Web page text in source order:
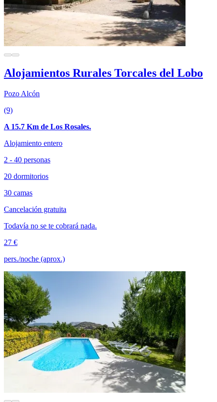
Alojamientos Rurales Torcales del Lobo
Pozo Alcón
(9)
A 15.7 Km de Los Rosales.
Alojamiento entero
2 - 40 personas
20 dormitorios
30 camas
Cancelación gratuita
Todavía no se te cobrará nada.
27 €
pers./noche (aprox.)